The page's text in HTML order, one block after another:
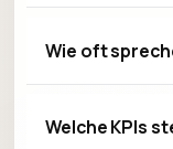
Wie oft
Welche KPIs